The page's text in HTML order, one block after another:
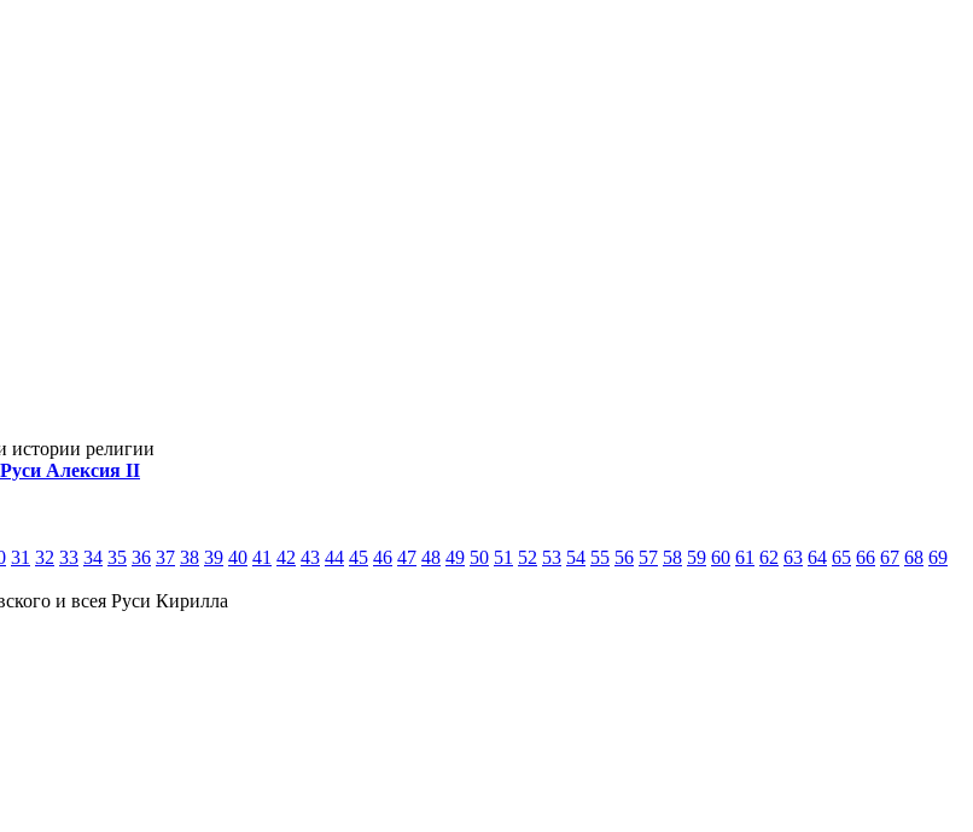
истории религии
Алексия II
31 32 33 34 35 36 37 38 39 40 41 42 43 44 45 46 47 48 49 50 51 52 53 54 55 56 57 58 59 60 61 62 63 64 65 66 67 68 69
и всея Руси Кирилла